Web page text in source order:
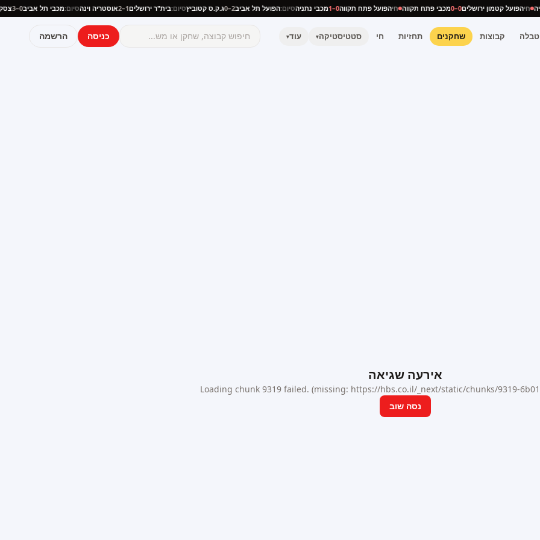
חיהפועל קטמון ירושלים0–0 מכבי פתח תקווה חיהפועל פתח תקווה0–1 מכבי נתניהסיום:הפועל תל אביב2–0 ג.ק.ס קטוביץסיום:בית"ר ירושלים1–2 אוסטריה וינהסיום:מכבי תל אביב0–3
טבלה קבוצות שחקנים תחזיות חי סטטיסטיקה▾ עוד▾ כניסה הרשמה
אירעה שגיאה
Loading chunk 9319 failed. (missing: https://hbs.co.il/_next/static/chunks/9319-
נסה שוב